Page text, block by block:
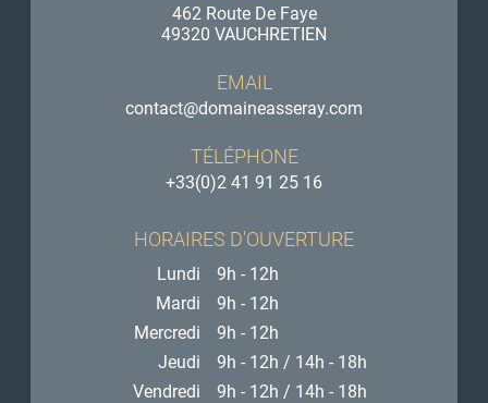
462 Route De Faye
49320 VAUCHRETIEN
EMAIL
contact@domaineasseray.com
TÉLÉPHONE
+33(0)2 41 91 25 16
HORAIRES D'OUVERTURE
Lundi
9h - 12h
Mardi
9h - 12h
Mercredi
9h - 12h
Jeudi
9h - 12h / 14h - 18h
Vendredi
9h - 12h / 14h - 18h